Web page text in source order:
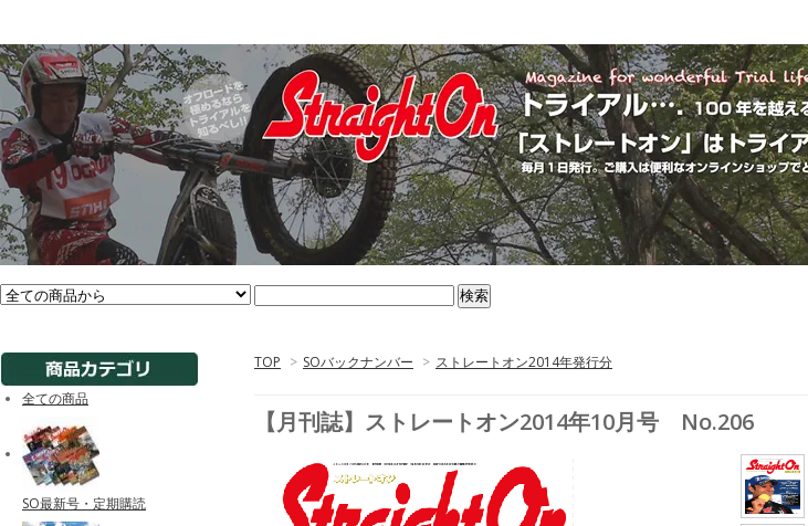
TOP > SOバックナンバー > ストレートオン2014年発行分
【月刊誌】ストレートオン2014年10月号 No.206
全ての商品
SO最新号・定期購読